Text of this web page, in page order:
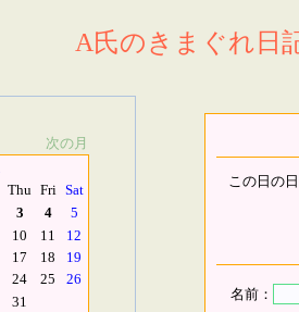
A氏のきまぐれ日
次の月
Thu Fri Sat
3 4
5
10 11
12
17 18
19
24 25
26
31
この日の
名前：